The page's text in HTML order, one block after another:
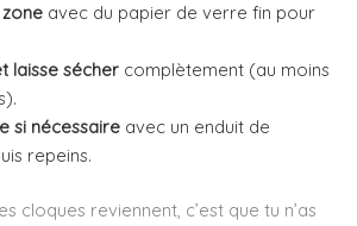
avec du papier de verre fin pour
laisse sécher complètement (au moins
si nécessaire avec un enduit de
repeins.
cloques reviennent, c’est que tu n’as